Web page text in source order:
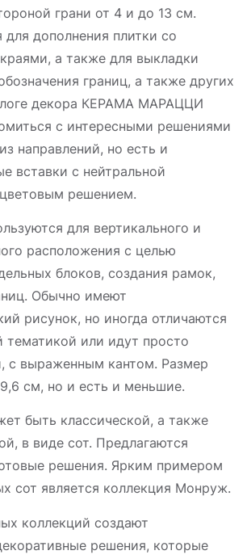
грани от 4 и до 13 см.
дополнения плитки со
а также для выкладки
границ, а также других
декора КЕРАМА МАРАЦЦИ
с интересными решениями
направлений, но есть и
вставки с нейтральной
решением.
для вертикального и
расположения с целью
блоков, создания рамок,
Обычно имеют
рисунок, но иногда отличаются
тематикой или идут просто
с выраженным кантом. Размер
см, но и есть и меньшие.
быть классической, а также
в виде сот. Предлагаются
решения. Ярким примером
сот является коллекция Монруж.
коллекций создают
решения, которые